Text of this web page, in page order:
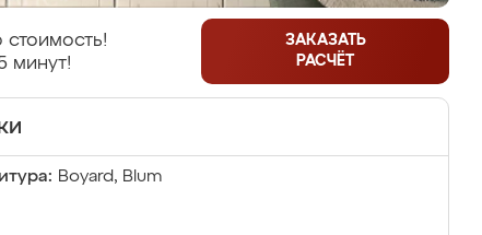
минут!
ЗАКАЗАТЬ
РАСЧЁТ
Boyard, Blum